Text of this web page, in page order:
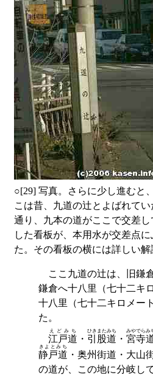
○[29] 写真。さらに少し進むと
こは昔、九道の辻とよばれて
通り、九本の道がここで交差
した看板が、本用水が交差点
た。その看板の横には詳しい解
ここ九道の辻は、旧鎌
鎌倉へ十八里（七十二キ
十八里（七十二キロメー
た。
江戸道
えどみち
・ 引股道
ひきまたみち
・ 宮寺
みやでらみ
静戸道
きよとみち
・奥州街道・大山
の道が、この地に分岐し